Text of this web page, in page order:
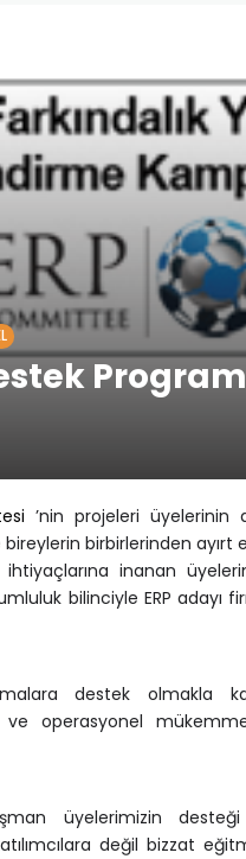
’nin projeleri
birbirlerinden
inanan
bilinciyle ERP adayı
destek olmakla
ve operasyonel
üyelerimizin
değil bizzat